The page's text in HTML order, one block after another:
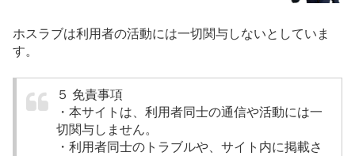
ホスラブは利用者の活動には一切関与しないとしていま
す。
５ 免責事項
・本サイトは、利用者同士の通信や活動には一
切関与しません。
・利用者同士のトラブルや、サイト内に掲載さ